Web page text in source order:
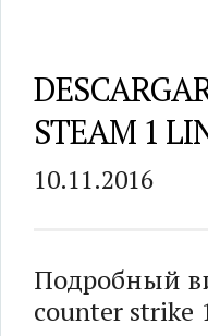
STEAM 1
10.11.2016
Подробный
counter strike